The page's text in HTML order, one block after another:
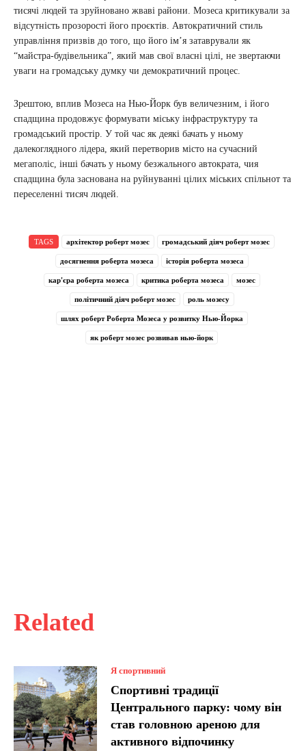
Related
Я спортивний
Спортивні традиції
Центрального парку: чому він
став головною ареною для
активного відпочинку
тисячі людей та зруйновано жваві райони. Мозеса критикували за
відсутність прозорості його проєктів. Автократичний стиль
управління призвів до того, що його ім’я затаврували як
“майстра-будівельника”, який мав свої власні цілі, не звертаючи
уваги на громадську думку чи демократичний процес.
Зрештою, вплив Мозеса на Нью-Йорк був величезним, і його
спадщина продовжує формувати міську інфраструктуру та
громадський простір. У той час як деякі бачать у ньому
далекоглядного лідера, який перетворив місто на сучасний
мегаполіс, інші бачать у ньому безжального автократа, чия
спадщина була заснована на руйнуванні цілих міських спільнот та
переселенні тисяч людей.
TAGS архітектор роберт мозес громадський діяч роберт мозес
досягнення роберта мозеса історія роберта мозеса
кар'єра роберта мозеса критика роберта мозеса мозес
політичний діяч роберт мозес роль мозесу
шлях роберт Роберта Мозеса у розвитку Нью-Йорка
як роберт мозес розвивав нью-йорк